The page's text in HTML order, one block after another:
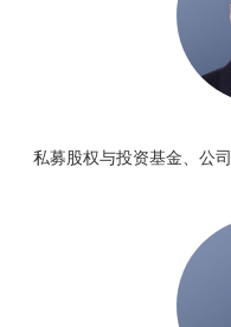
私募股权与投资基金、公